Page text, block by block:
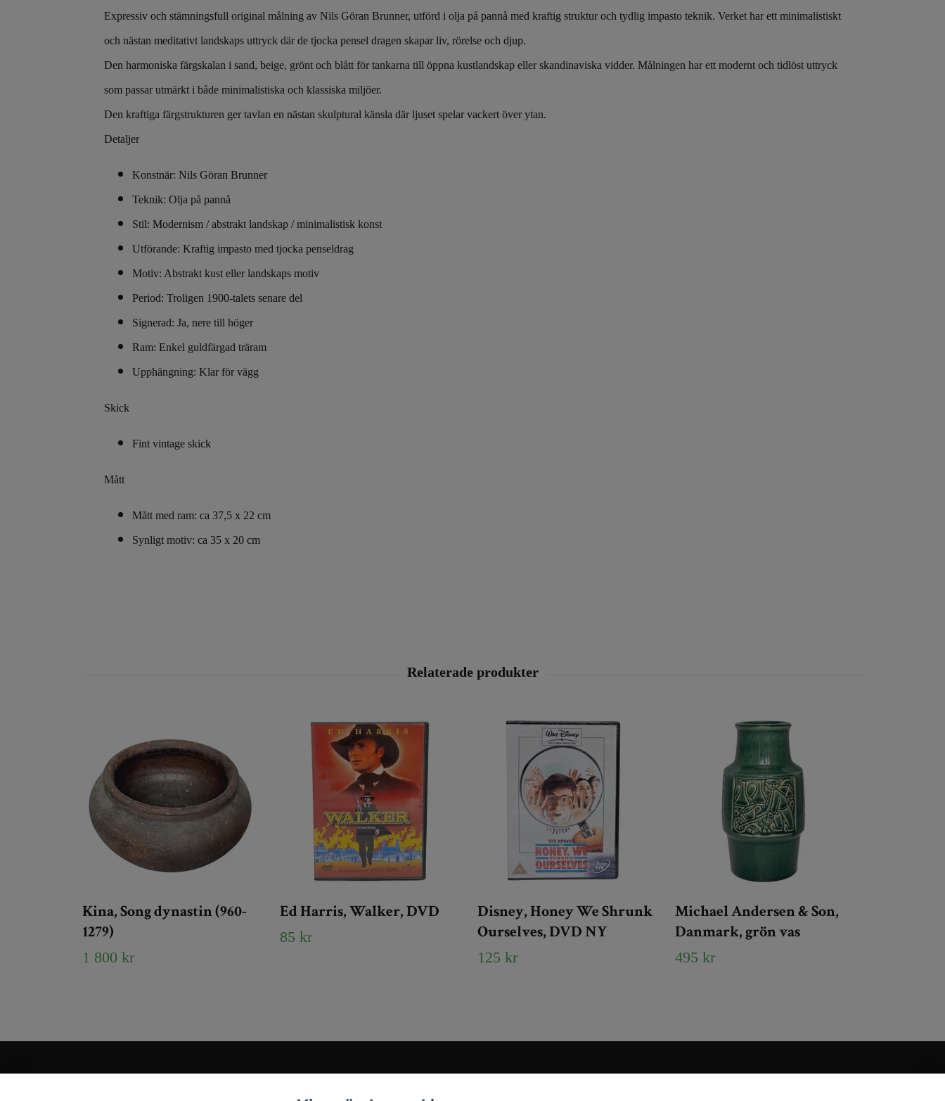
Expressiv och stämningsfull original målning av Nils Göran Brunner, utförd i olja på pannå med kraftig struktur och tydlig impasto teknik. Verket har ett minimalistiskt
och nästan meditativt landskaps uttryck där de tjocka pensel dragen skapar liv, rörelse och djup.
Den harmoniska färgskalan i sand, beige, grönt och blått för tankarna till öppna kustlandskap eller skandinaviska vidder. Målningen har ett modernt och tidlöst uttryck
som passar utmärkt i både minimalistiska och klassiska miljöer.
Den kraftiga färgstrukturen ger tavlan en nästan skulptural känsla där ljuset spelar vackert över ytan.
Detaljer
Konstnär: Nils Göran Brunner
Teknik: Olja på pannå
Stil: Modernism / abstrakt landskap / minimalistisk konst
Utförande: Kraftig impasto med tjocka penseldrag
Motiv: Abstrakt kust eller landskaps motiv
Period: Troligen 1900-talets senare del
Signerad: Ja, nere till höger
Ram: Enkel guldfärgad träram
Upphängning: Klar för vägg
Skick
Fint vintage skick
Mått
Mått med ram: ca 37,5 x 22 cm
Synligt motiv: ca 35 x 20 cm
Kina, Song dynastin (960-
1279)
1 800 kr
Ed Harris, Walker, DVD
85 kr
Disney, Honey We Shrunk
Ourselves, DVD NY
125 kr
Michael Andersen & Son,
Danmark, grön vas
495 kr